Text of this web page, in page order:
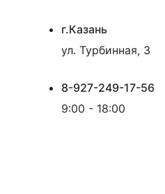
г.Казань
ул. Турбинная, 3
8-927-249-17-56
9:00 - 18:00